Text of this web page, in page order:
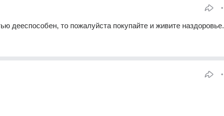
дееспособен, то пожалуйста покупайте и живите наздоровье.